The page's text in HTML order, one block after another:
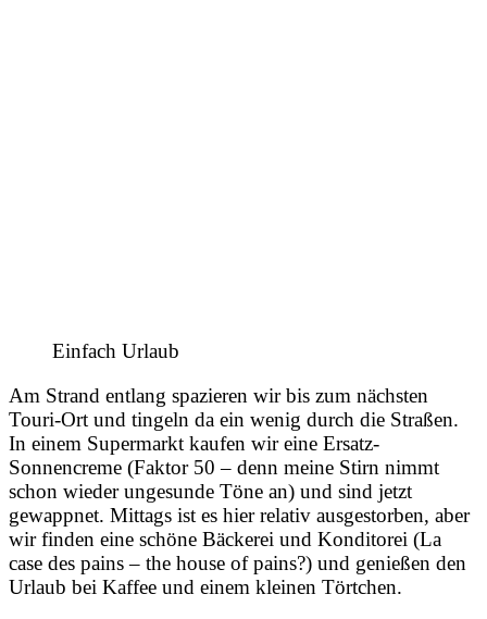
Einfach Urlaub
Am Strand entlang spazieren wir bis zum nächsten
Touri-Ort und tingeln da ein wenig durch die Straßen.
In einem Supermarkt kaufen wir eine Ersatz-
Sonnencreme (Faktor 50 – denn meine Stirn nimmt
schon wieder ungesunde Töne an) und sind jetzt
gewappnet. Mittags ist es hier relativ ausgestorben, aber
wir finden eine schöne Bäckerei und Konditorei (La
case des pains – the house of pains?) und genießen den
Urlaub bei Kaffee und einem kleinen Törtchen.